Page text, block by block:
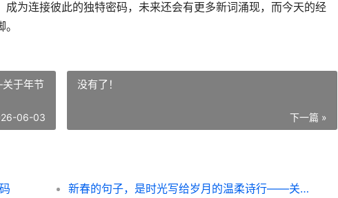
为连接彼此的独特密码，未来还会有更多新词涌现，而今天的经
于年节
06-03
没有了！
下一篇 »
新春的句子，是时光写给岁月的温柔诗行——关于年节记忆与语言温度的随想